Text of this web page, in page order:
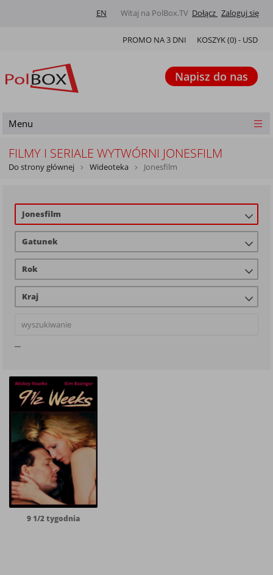
Witaj na PolBox.TV Dołącz Zaloguj się
EN
KOSZYK (0) - USD
PROMO NA 3 DNI
Napisz do nas
Menu
FILMY I SERIALE WYTWÓRNI JONESFILM
Do strony głównej Wideoteka Jonesfilm
Jonesfilm
Gatunek
Rok
Kraj
9 1/2 tygodnia